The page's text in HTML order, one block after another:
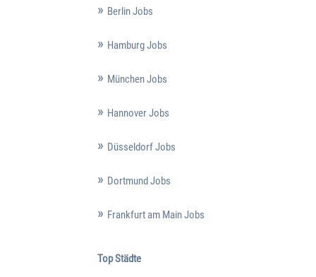
Berlin Jobs
Hamburg Jobs
München Jobs
Hannover Jobs
Düsseldorf Jobs
Dortmund Jobs
Frankfurt am Main Jobs
Top Städte